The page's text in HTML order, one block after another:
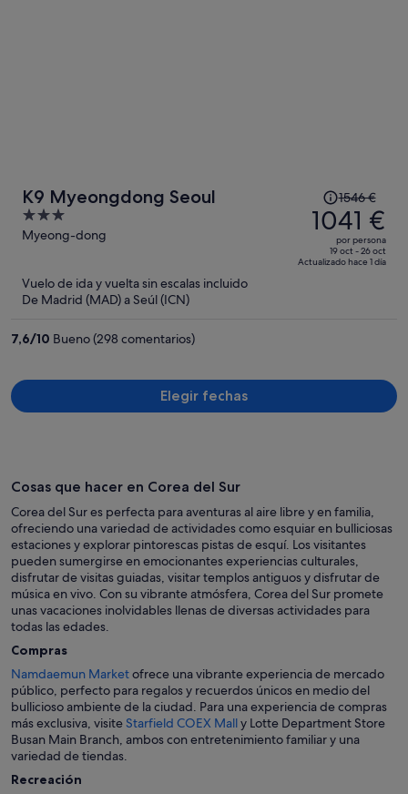
K9 Myeongdong Seoul
3
out
Myeong-dong
precio
era
1546 €,
persona
1546 €
1041 €
por persona
19 oct - 26 oct
Actualizado hace 1 día
Vuelo de ida y vuelta sin escalas incluido
De Madrid (MAD) a Seúl (ICN)
7,6/10 Bueno (298 comentarios)
Elegir fechas
Cosas que hacer en Corea del Sur
Corea del Sur es perfecta para aventuras al aire libre y en familia,
ofreciendo una variedad de actividades como esquiar en bulliciosas
estaciones y explorar pintorescas pistas de esquí. Los visitantes
pueden sumergirse en emocionantes experiencias culturales,
disfrutar de visitas guiadas, visitar templos antiguos y disfrutar de
música en vivo. Con su vibrante atmósfera, Corea del Sur promete
unas vacaciones inolvidables llenas de diversas actividades para
todas las edades.
Compras
Namdaemun Marketofrece una vibrante experiencia de mercado
público, perfecto para regalos y recuerdos únicos en medio del
bullicioso ambiente de la ciudad. Para una experiencia de compras
más exclusiva, visiteStarfield COEX Mally Lotte Department Store
Busan Main Branch, ambos con entretenimiento familiar y una
variedad de tiendas.
Recreación